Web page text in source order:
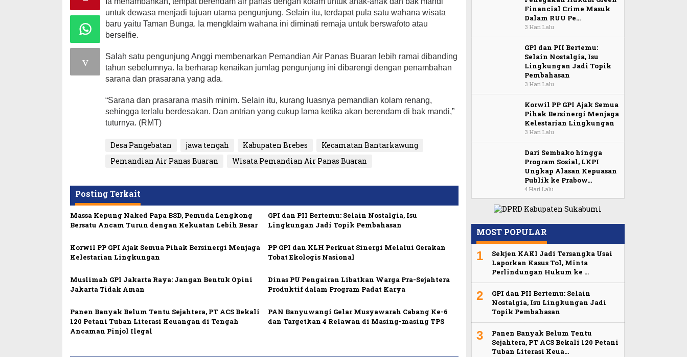
untuk dewasa menjadi tujuan utama pengunjung. Selain itu, terdapat pula satu wahana wisata
baru yaitu Taman Bunga. Ia mengklaim wahana ini diminati remaja untuk berswafoto atau
berselfie.
Salah satu pengunjung Anggi membenarkan Pemandian Air Panas Buaran lebih ramai dibanding
tahun sebelumnya. Ia berharap kenaikan jumlag pengunjung ini dibarengi dengan penambahan
sarana dan prasarana yang ada.
“Sarana dan prasarana masih minim. Selain itu, kurang luasnya pemandian kolam renang,
sehingga terlalu berdesakan. Dan antrian yang cukup lama ketika akan berendam di bak mandi,”
tuturnya. (RMT)
Desa Pangebatan jawa tengah Kabupaten Brebes
Kecamatan Bantarkawung
Pemandian Air Panas Buaran
Wisata Pemandian Air Panas Buaran
Posting Terkait
Massa Kepung Naked Papa BSD, Pemuda Lengkong
Bersatu Ancam Turun dengan Kekuatan Lebih Besar
GPI dan PII Bertemu: Selain Nostalgia, Isu
Lingkungan Jadi Topik Pembahasan
Korwil PP GPI Ajak Semua Pihak Bersinergi Menjaga
Kelestarian Lingkungan
PP GPI dan KLH Perkuat Sinergi Melalui Gerakan
Tobat Ekologis Nasional
Muslimah GPI Jakarta Raya: Jangan Bentuk Opini
Jakarta Tidak Aman
Dinas PU Pengairan Libatkan Warga Pra-Sejahtera
Produktif dalam Program Padat Karya
Panen Banyak Belum Tentu Sejahtera, PT ACS Bekali
120 Petani Tuban Literasi Keuangan di Tengah
Ancaman Pinjol Ilegal
PAN Banyuwangi Gelar Musyawarah Cabang Ke-6
dan Targetkan 4 Relawan di Masing-masing TPS
Financial Crime Masuk
Dalam RUU Pe…
3 Hari Lalu
GPI dan PII Bertemu:
Selain Nostalgia, Isu
Lingkungan Jadi Topik
Pembahasan
3 Hari Lalu
Korwil PP GPI Ajak Semua
Pihak Bersinergi Menjaga
Kelestarian Lingkungan
3 Hari Lalu
Dari Sembako hingga
Program Sosial, LKPI
Ungkap Alasan Kepuasan
Publik ke Prabow…
4 Hari Lalu
MOST POPULAR
1
Sekjen KAKI Jadi Tersangka Usai
Laporkan Kasus Tol, Minta
Perlindungan Hukum ke …
2
GPI dan PII Bertemu: Selain
Nostalgia, Isu Lingkungan Jadi
Topik Pembahasan
3
Panen Banyak Belum Tentu
Sejahtera, PT ACS Bekali 120 Petani
Tuban Literasi Keua…